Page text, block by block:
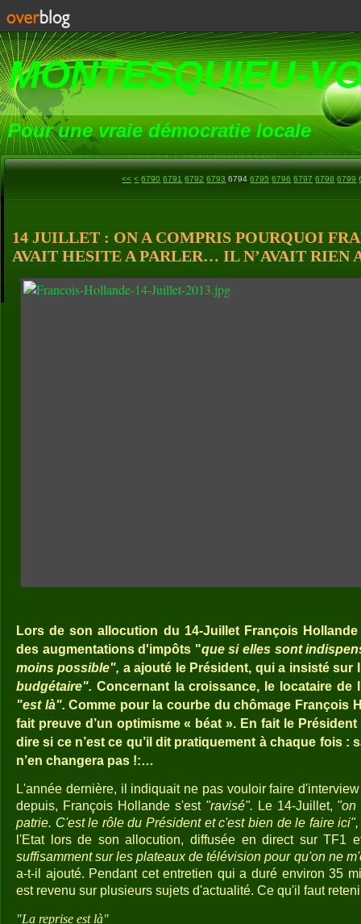
MONTESQUIEU-
Pour une vraie démocratie locale
<< < 6700
6710
6720
6730
6740
6750
6760
6770
6780
6790 6791 6792 6793 6794 6795 6796 6797 6798 6799
14 JUILLET : ON A COMPRIS POURQUOI
AVAIT HESITE A PARLER… IL N’AVAIT RIEN
Lors de son allocution du 14-Juillet François
des augmentations d'impôts "que si elles sont
moins possible", a ajouté le Président, qui a insisté
budgétaire". Concernant la croissance, le locataire de
"est là". Comme pour la courbe du chômage François
fait preuve d’un optimisme « béat ». En fait le Président
dire si ce n’est ce qu’il dit pratiquement à chaque fois :
n’en changera pas !:…
L'année dernière, il indiquait ne pas vouloir faire
depuis, François Hollande s'est "ravisé". Le 14-Juillet, "on
patrie. C'est le rôle du Président et c'est bien de le faire ici",
l'Etat lors de son allocution, diffusée en direct sur TF1
suffisamment sur les plateaux de télévision pour qu'on ne
a-t-il ajouté. Pendant cet entretien qui a duré environ 35
est revenu sur plusieurs sujets d'actualité. Ce qu'il faut
"La reprise est là"